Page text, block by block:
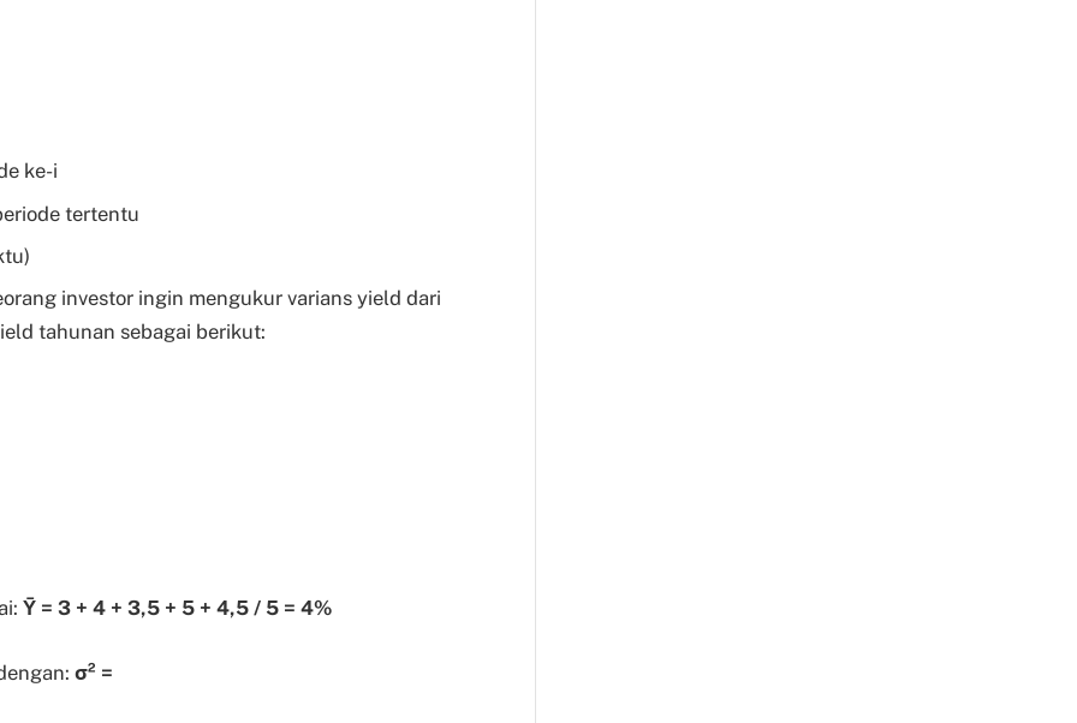
ke-i
tertentu
investor ingin mengukur varians yield dari
tahunan sebagai berikut:
Ȳ = 3 + 4 + 3,5 + 5 + 4,5 / 5 = 4%
σ² =